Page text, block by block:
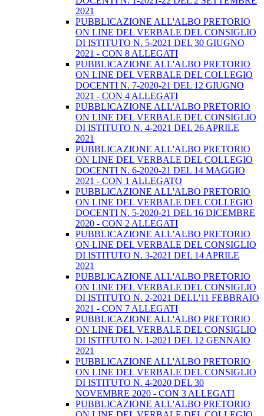
2021
PUBBLICAZIONE ALL'ALBO PRETORIO
ON LINE DEL VERBALE DEL CONSIGLIO
DI ISTITUTO N. 5-2021 DEL 30 GIUGNO
2021 - CON 8 ALLEGATI
PUBBLICAZIONE ALL'ALBO PRETORIO
ON LINE DEL VERBALE DEL COLLEGIO
DOCENTI N. 7-2020-21 DEL 12 GIUGNO
2021 - CON 4 ALLEGATI
PUBBLICAZIONE ALL'ALBO PRETORIO
ON LINE DEL VERBALE DEL CONSIGLIO
DI ISTITUTO N. 4-2021 DEL 26 APRILE
2021
PUBBLICAZIONE ALL'ALBO PRETORIO
ON LINE DEL VERBALE DEL COLLEGIO
DOCENTI N. 6-2020-21 DEL 14 MAGGIO
2021 - CON 1 ALLEGATO
PUBBLICAZIONE ALL'ALBO PRETORIO
ON LINE DEL VERBALE DEL COLLEGIO
DOCENTI N. 5-2020-21 DEL 16 DICEMBRE
2020 - CON 2 ALLEGATI
PUBBLICAZIONE ALL'ALBO PRETORIO
ON LINE DEL VERBALE DEL CONSIGLIO
DI ISTITUTO N. 3-2021 DEL 14 APRILE
2021
PUBBLICAZIONE ALL'ALBO PRETORIO
ON LINE DEL VERBALE DEL CONSIGLIO
DI ISTITUTO N. 2-2021 DELL'11 FEBBRAIO
2021 - CON 7 ALLEGATI
PUBBLICAZIONE ALL'ALBO PRETORIO
ON LINE DEL VERBALE DEL CONSIGLIO
DI ISTITUTO N. 1-2021 DEL 12 GENNAIO
2021
PUBBLICAZIONE ALL'ALBO PRETORIO
ON LINE DEL VERBALE DEL CONSIGLIO
DI ISTITUTO N. 4-2020 DEL 30
NOVEMBRE 2020 - CON 3 ALLEGATI
PUBBLICAZIONE ALL'ALBO PRETORIO